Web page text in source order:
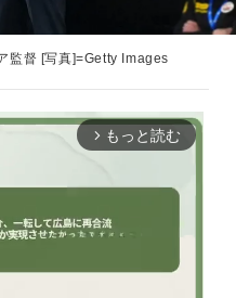
監督 [写真]=Getty Images
arrow_forward_ios もっと読む